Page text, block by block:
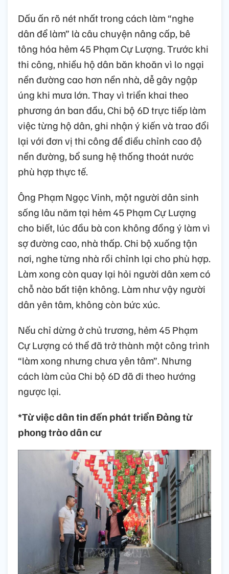
Dấu ấn rõ nét nhất trong cách làm “nghe
dân để làm” là câu chuyện nâng cấp, bê
tông hóa hẻm 45 Phạm Cự Lượng. Trước khi
thi công, nhiều hộ dân băn khoăn vì lo ngại
nền đường cao hơn nền nhà, dễ gây ngập
úng khi mưa lớn. Thay vì triển khai theo
phương án ban đầu, Chi bộ 6D trực tiếp làm
việc từng hộ dân, ghi nhận ý kiến và trao đổi
lại với đơn vị thi công để điều chỉnh cao độ
nền đường, bổ sung hệ thống thoát nước
phù hợp thực tế.
Ông Phạm Ngọc Vinh, một người dân sinh
sống lâu năm tại hẻm 45 Phạm Cự Lượng
cho biết, lúc đầu bà con không đồng ý làm vì
sợ đường cao, nhà thấp. Chi bộ xuống tận
nơi, nghe từng nhà rồi chỉnh lại cho phù hợp.
Làm xong còn quay lại hỏi người dân xem có
chỗ nào bất tiện không. Làm như vậy người
dân yên tâm, không còn bức xúc.
Nếu chỉ dừng ở chủ trương, hẻm 45 Phạm
Cự Lượng có thể đã trở thành một công trình
“làm xong nhưng chưa yên tâm”. Nhưng
cách làm của Chi bộ 6D đã đi theo hướng
ngược lại.
*Từ việc dân tin đến phát triển Đảng từ
phong trào dân cư